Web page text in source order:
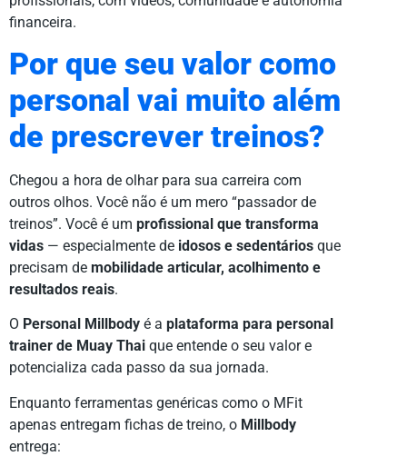
financeira.
Por que seu valor como
personal vai muito além
de prescrever treinos?
Chegou a hora de olhar para sua carreira com
outros olhos. Você não é um mero “passador de
treinos”. Você é um profissional que transforma
vidas — especialmente de idosos e sedentários que
precisam de mobilidade articular, acolhimento e
resultados reais.
O Personal Millbody é a plataforma para personal
trainer de Muay Thai que entende o seu valor e
potencializa cada passo da sua jornada.
Enquanto ferramentas genéricas como o MFit
apenas entregam fichas de treino, o Millbody
entrega: